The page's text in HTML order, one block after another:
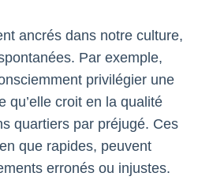
ancrés dans notre culture,
Par exemple,
privilégier une
qu’elle croit en la qualité
quartiers par préjugé. Ces
que rapides, peuvent
erronés ou injustes.